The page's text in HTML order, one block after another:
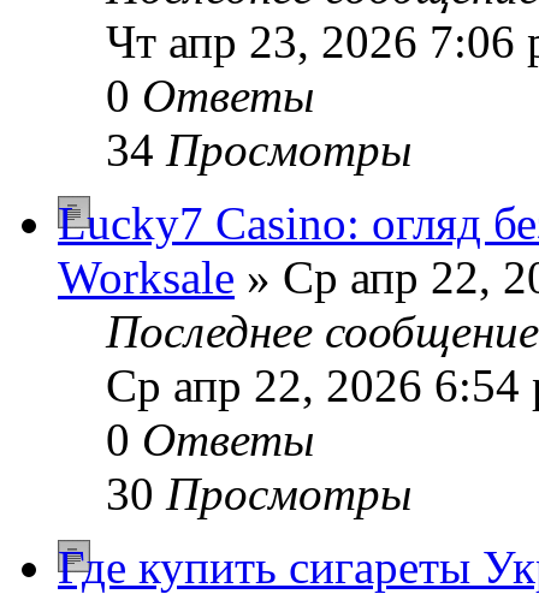
Чт апр 23, 2026 7:06
0 Ответы
34 Просмотры
Lucky7 Casino: огляд
Worksale » Ср апр 22,
Последнее
Ср апр 22, 2026 6:54
0 Ответы
30 Просмотры
Где купить сигареты